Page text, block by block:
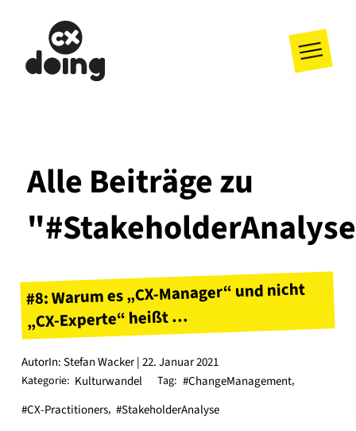
Alle Beiträge zu
#8: Warum es „CX-Manager“ und nicht
„CX-Experte“ heißt …
AutorIn: Stefan Wacker | 22. Januar 2021
Kategorie: Kulturwandel Tag: #ChangeManagement,
#CX-Practitioners, #StakeholderAnalyse